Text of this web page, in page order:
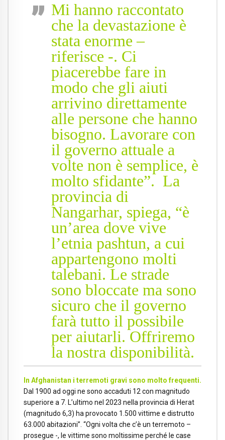
Mi hanno raccontato
che la devastazione è
stata enorme –
riferisce -. Ci
piacerebbe fare in
modo che gli aiuti
arrivino direttamente
alle persone che hanno
bisogno. Lavorare con
il governo attuale a
volte non è semplice, è
molto sfidante”. La
provincia di
Nangarhar, spiega, “è
un’area dove vive
l’etnia pashtun, a cui
appartengono molti
talebani. Le strade
sono bloccate ma sono
sicuro che il governo
farà tutto il possibile
per aiutarli. Offriremo
la nostra disponibilità.
In Afghanistan i terremoti gravi sono molto frequenti.
Dal 1900 ad oggi ne sono accaduti 12 con magnitudo
superiore a 7. L’ultimo nel 2023 nella provincia di Herat
(magnitudo 6,3) ha provocato 1.500 vittime e distrutto
63.000 abitazioni”. “Ogni volta che c’è un terremoto –
prosegue -, le vittime sono moltissime perché le case